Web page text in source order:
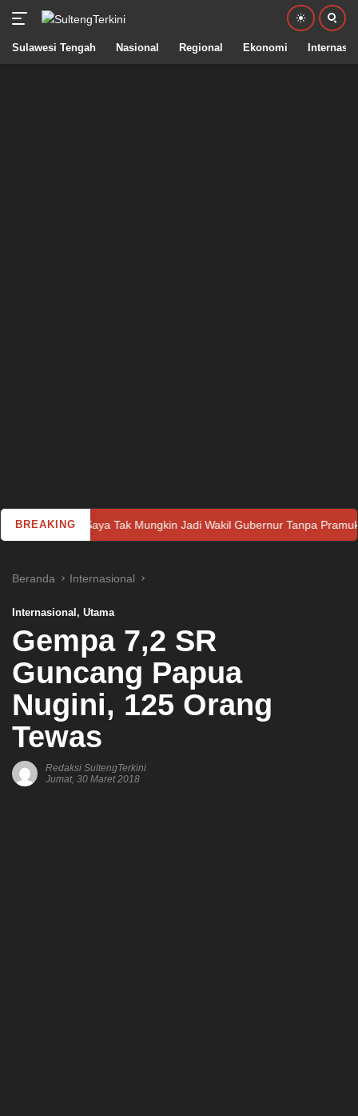
Sulawesi Tengah Nasional Regional Ekonomi
BREAKING
Saya Tak Mungkin Jadi Wakil Gubernur Tanpa Pramuka
Beranda Internasional
Internasional , Utama
Gempa 7,2 SR
Guncang Papua
Nugini, 125 Orang
Tewas
Redaksi SultengTerkini
Jumat, 30 Maret 2018